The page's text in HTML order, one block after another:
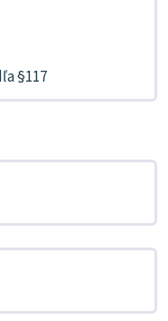
§117